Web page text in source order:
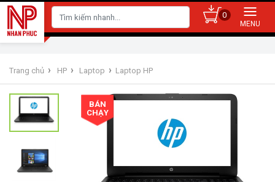
0
Trang chủ › HP › Laptop › Laptop HP
BÁN
CHẠY